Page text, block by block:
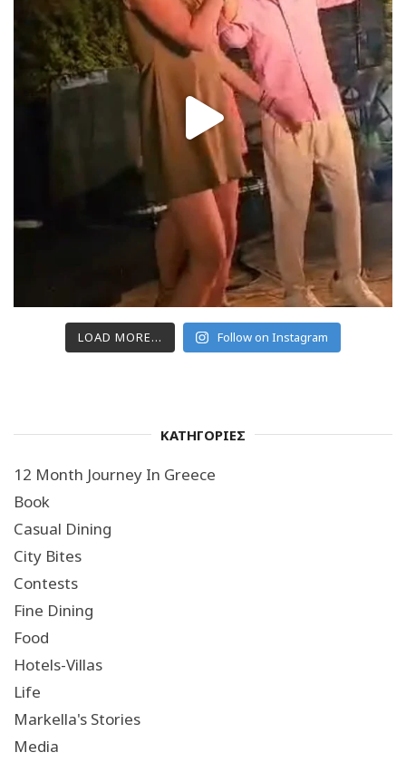
LOAD MORE... Follow on Instagram
ΚΑΤΗΓΟΡΙΕΣ
12 Month Journey In Greece
Book
Casual Dining
City Bites
Contests
Fine Dining
Food
Hotels-Villas
Life
Markella's Stories
Media